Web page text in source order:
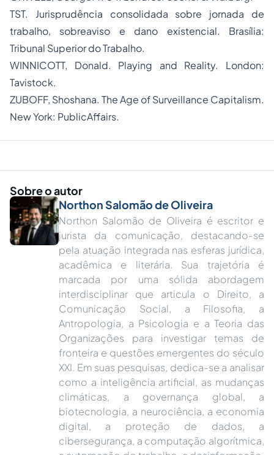
TST. Jurisprudência consolidada sobre jornada de
trabalho, sobreaviso e dano existencial. Brasília:
Tribunal Superior do Trabalho.
WINNICOTT, Donald. Playing and Reality. London:
Tavistock.
ZUBOFF, Shoshana. The Age of Surveillance Capitalism.
New York: PublicAffairs.
Sobre o autor
Northon Salomão de Oliveira
Northon Salomão de Oliveira é escritor e
jurista da comunicação, destacando-se
pela atuação integrada nas esferas jurídica,
acadêmica e literária. Sua trajetória é
marcada por uma sólida abordagem
interdisciplinar que articula o Direito, a
Comunicação Social, a Filosofia, a
Antropologia, a Psicologia e a Teoria das
Organizações para investigar temas de
fronteira e questões emergentes do século
XXI. Em suas pesquisas, dedica-se a analisar
como a inteligência artificial, as mudanças
climáticas, a governança global, a
biotecnologia, a neurociência, a economia
digital, a proteção de dados, a
cibersegurança, a computação algorítmica,